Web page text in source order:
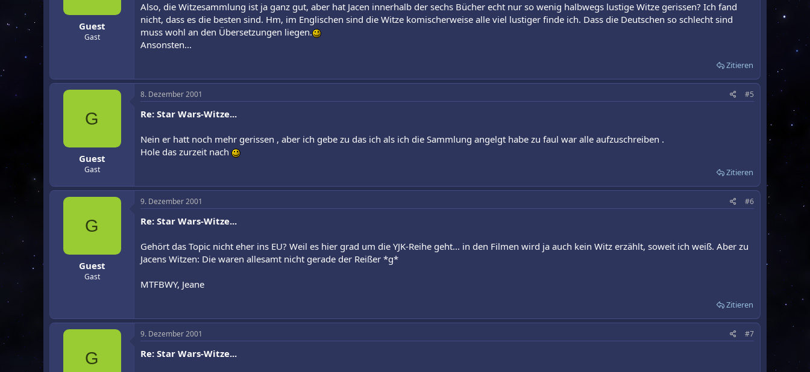
Guest
Gast
Also, die Witzesammlung ist ja ganz gut, aber hat Jacen innerhalb der sechs Bücher echt nur so wenig halbwegs lustige Witze gerissen? Ich fand
nicht, dass es die besten sind. Hm, im Englischen sind die Witze komischerweise alle viel lustiger finde ich. Dass die Deutschen so schlecht sind
muss wohl an den Übersetzungen liegen.
Ansonsten...
Zitieren
G
Guest
Gast
8. Dezember 2001 #5
Re: Star Wars-Witze...
Nein er hatt noch mehr gerissen , aber ich gebe zu das ich als ich die Sammlung angelgt habe zu faul war alle aufzuschreiben .
Hole das zurzeit nach
Zitieren
G
Guest
Gast
9. Dezember 2001 #6
Re: Star Wars-Witze...
Gehört das Topic nicht eher ins EU? Weil es hier grad um die YJK-Reihe geht... in den Filmen wird ja auch kein Witz erzählt, soweit ich weiß. Aber zu
Jacens Witzen: Die waren allesamt nicht gerade der Reißer *g*
MTFBWY, Jeane
Zitieren
G
9. Dezember 2001 #7
Re: Star Wars-Witze...